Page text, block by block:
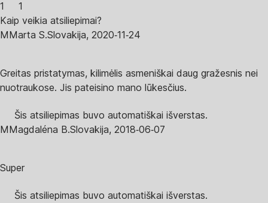
1
1
Kaip veikia atsiliepimai?
MMarta S.Slovakija, 2020‑11‑24
Greitas pristatymas, kilimėlis asmeniškai daug gražesnis nei
nuotraukose. Jis pateisino mano lūkesčius.
Šis atsiliepimas buvo automatiškai išverstas.
MMagdaléna B.Slovakija, 2018‑06‑07
Super
Šis atsiliepimas buvo automatiškai išverstas.